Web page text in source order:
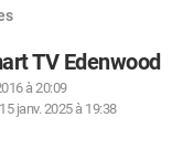
TV Edenwood
à 20:09
15 janv. 2025 à 19:38